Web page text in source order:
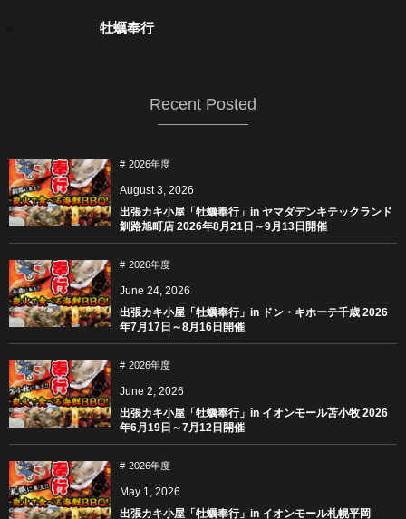
牡蠣奉行
Recent Posted
2026年度
August 3, 2026
出張カキ小屋「牡蠣奉行」in ヤマダデンキテックランド
釧路旭町店 2026年8月21日～9月13日開催
2026年度
June 24, 2026
出張カキ小屋「牡蠣奉行」in ドン・キホーテ千歳 2026
年7月17日～8月16日開催
2026年度
June 2, 2026
出張カキ小屋「牡蠣奉行」in イオンモール苫小牧 2026
年6月19日～7月12日開催
2026年度
May 1, 2026
出張カキ小屋「牡蠣奉行」in イオンモール札幌平岡